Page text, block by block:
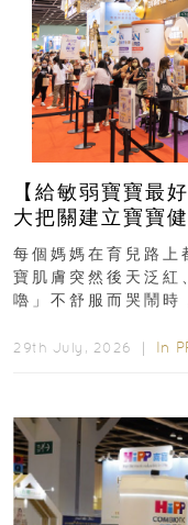
【給敏弱寶寶最
大把關建立寶寶
每個媽媽在育兒路上
寶肌膚突然後天泛紅
嚕」不舒服而哭鬧時
29th July, 2026 ｜ In